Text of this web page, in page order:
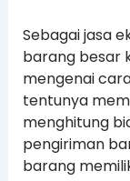
Sebagai jasa
barang besar
mengenai
tentunya
menghitung
pengiriman
barang